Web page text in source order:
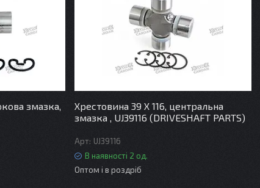
змазка,
Хрестовина 39 X 116, центральна
змазка , UJ39116 (DRIVESHAFT PARTS)
UJ39116
В наявності 2 од.
Оптом і в роздріб